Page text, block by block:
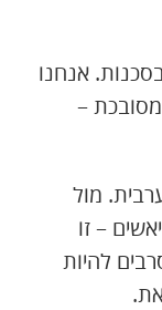
אנחנו
–
מול
– זו
להיות